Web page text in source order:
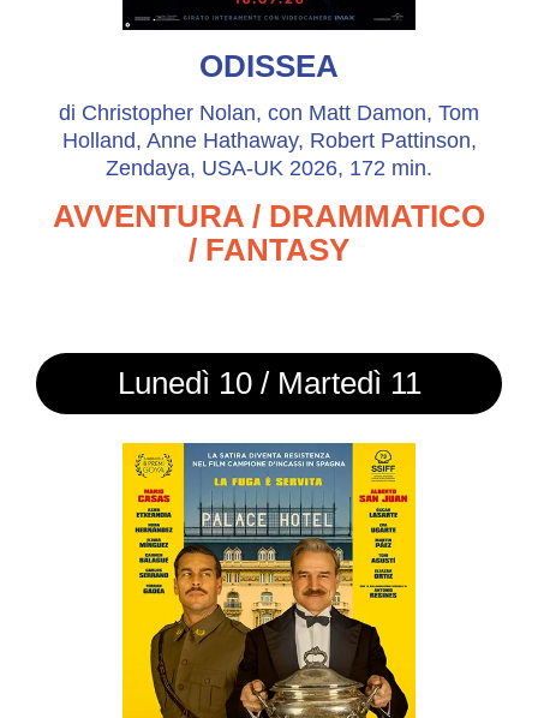
ODISSEA
di Christopher Nolan, con Matt Damon, Tom
Holland, Anne Hathaway, Robert Pattinson,
Zendaya, USA-UK 2026, 172 min.
AVVENTURA / DRAMMATICO
/ FANTASY
Lunedì 10 / Martedì 11